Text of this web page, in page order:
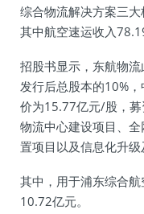
综合物流解决方案三
其中航空速运收入
招股书显示，东航物
发行后总股本的10%
价为15.77亿元/股，
物流中心建设项目、
置项目以及信息化升级
其中，用于浦东综合
10.72亿元。